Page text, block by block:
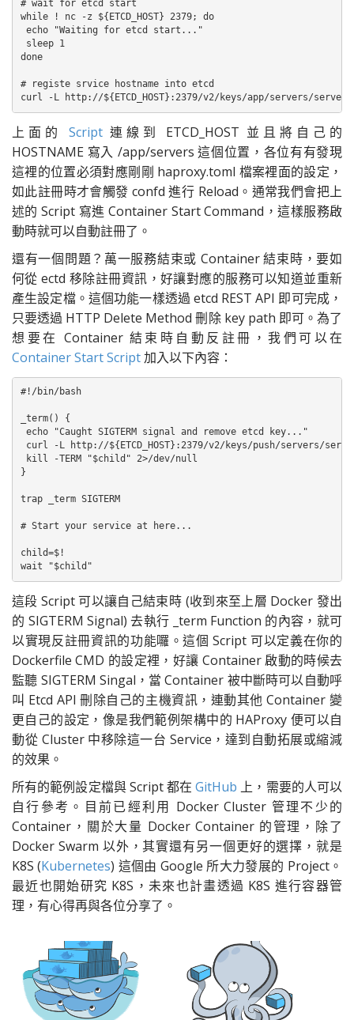
# wait for etcd start
while ! nc -z ${ETCD_HOST} 2379; do
echo "Waiting for etcd start..."
sleep 1
done
# registe srvice hostname into etcd
curl -L http://${ETCD_HOST}:2379/v2/keys/app/servers/server-
上面的 Script連線到 ETCD_HOST 並且將自己的
HOSTNAME 寫入 /app/servers 這個位置，各位有有發現
這裡的位置必須對應剛剛 haproxy.toml 檔案裡面的設定，
如此註冊時才會觸發 confd 進行 Reload。通常我們會把上
述的 Script 寫進 Container Start Command，這樣服務啟
動時就可以自動註冊了。
還有一個問題？萬一服務結束或 Container 結束時，要如
何從 ectd 移除註冊資訊，好讓對應的服務可以知道並重新
產生設定檔。這個功能一樣透過 etcd REST API 即可完成，
只要透過 HTTP Delete Method 刪除 key path 即可。為了
想要在 Container 結束時自動反註冊，我們可以在
Container Start Script加入以下內容：
#!/bin/bash
_term() {
echo "Caught SIGTERM signal and remove etcd key..."
curl -L http://${ETCD_HOST}:2379/v2/keys/push/servers/server-
kill -TERM "$child" 2>/dev/null
}
trap _term SIGTERM
# Start your service at here...
child=$!
wait "$child"
這段 Script 可以讓自己結束時 (收到來至上層 Docker 發出
的 SIGTERM Signal) 去執行 _term Function 的內容，就可
以實現反註冊資訊的功能囉。這個 Script 可以定義在你的
Dockerfile CMD 的設定裡，好讓 Container 啟動的時候去
監聽 SIGTERM Singal，當 Container 被中斷時可以自動呼
叫 Etcd API 刪除自己的主機資訊，連動其他 Container 變
更自己的設定，像是我們範例架構中的 HAProxy 便可以自
動從 Cluster 中移除這一台 Service，達到自動拓展或縮減
的效果。
所有的範例設定檔與 Script 都在GitHub 上，需要的人可以
自行參考。目前已經利用 Docker Cluster 管理不少的
Container，關於大量 Docker Container 的管理，除了
Docker Swarm 以外，其實還有另一個更好的選擇，就是
K8S (Kubernetes) 這個由 Google 所大力發展的 Project。
最近也開始研究 K8S，未來也計畫透過 K8S 進行容器管
理，有心得再與各位分享了。